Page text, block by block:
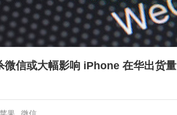
微信或大幅影响 iPhone 在华出货量